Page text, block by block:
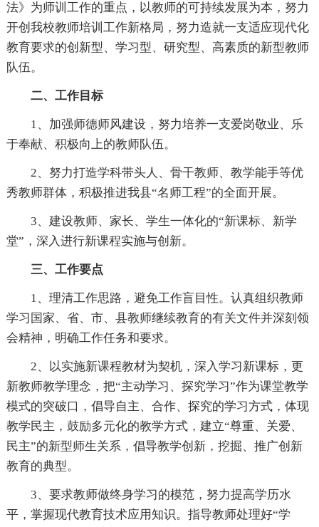
法》为师训工作的重点，以教师的可持续发展为本，努力
开创我校教师培训工作新格局，努力造就一支适应现代化
教育要求的创新型、学习型、研究型、高素质的新型教师
队伍。
二、工作目标
1、加强师德师风建设，努力培养一支爱岗敬业、乐
于奉献、积极向上的教师队伍。
2、努力打造学科带头人、骨干教师、教学能手等优
秀教师群体，积极推进我县“名师工程”的全面开展。
3、建设教师、家长、学生一体化的“新课标、新学
堂”，深入进行新课程实施与创新。
三、工作要点
1、理清工作思路，避免工作盲目性。认真组织教师
学习国家、省、市、县教师继续教育的有关文件并深刻领
会精神，明确工作任务和要求。
2、以实施新课程教材为契机，深入学习新课标，更
新教师教学理念，把“主动学习、探究学习”作为课堂教学
模式的突破口，倡导自主、合作、探究的学习方式，体现
教学民主，鼓励多元化的教学方式，建立“尊重、关爱、
民主”的新型师生关系，倡导教学创新，挖掘、推广创新
教育的典型。
3、要求教师做终身学习的模范，努力提高学历水
平，掌握现代教育技术应用知识。指导教师处理好“学